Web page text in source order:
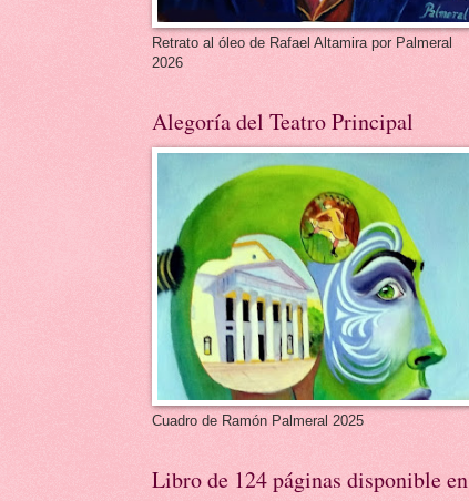
Retrato al óleo de Rafael Altamira por Palmeral
2026
Alegoría del Teatro Principal
Cuadro de Ramón Palmeral 2025
Libro de 124 páginas disponible en